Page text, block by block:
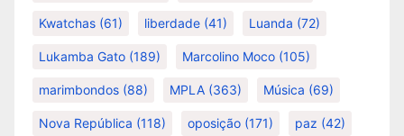
Kwatchas (61) liberdade (41) Luanda (72)
Lukamba Gato (189) Marcolino Moco (105)
marimbondos (88) MPLA (363) Música (69)
Nova República (118) oposição (171) paz (42)